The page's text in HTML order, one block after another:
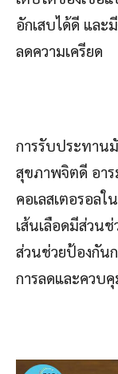
อักเสบได้ดี และ
ลดความเครียด
การรับประทาน
สุขภาพจิตดี อา
คอเลสเตอรอล
เส้นเลือดมีส่วนช่
ส่วนช่วยป้องกัน
การลดและควบ